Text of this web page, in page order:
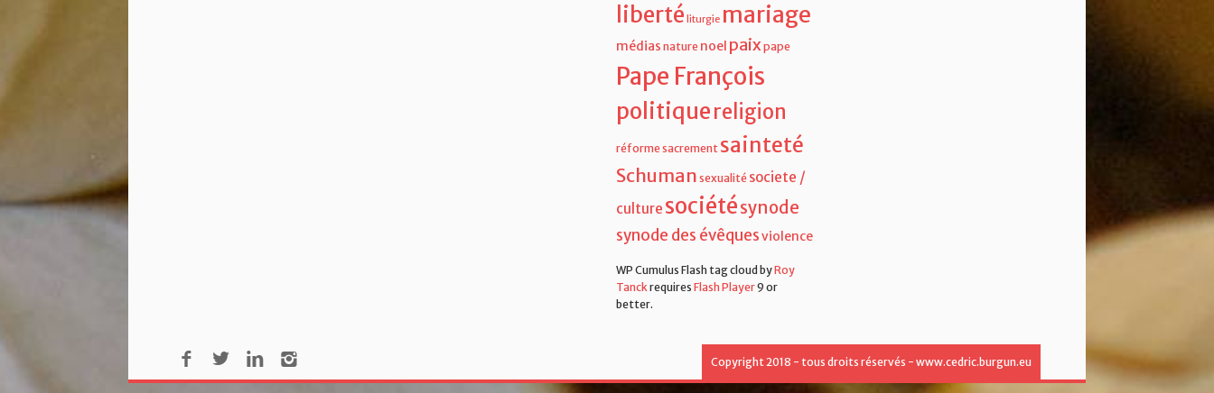
liberté liturgie mariage
médias nature noel paixpape
Pape François
politiquereligion
réformesacrement sainteté
Schuman sexualité societe /
culture sociétésynode
synode des évêquesviolence
WP Cumulus Flash tag cloud byRoy
Tanckrequires Flash Player9 or
better.
Copyright 2018 - tous droits réservés - www.cedric.burgun.eu